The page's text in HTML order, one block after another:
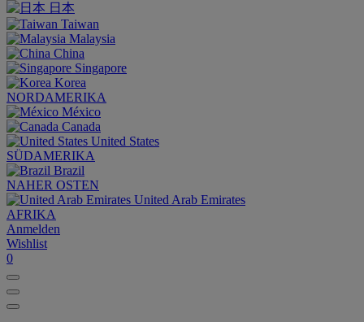
日本
Taiwan
Malaysia
China
Singapore
Korea
NORDAMERIKA
México
Canada
United States
SÜDAMERIKA
Brazil
NAHER OSTEN
United Arab Emirates
AFRIKA
Anmelden
Wishlist
0